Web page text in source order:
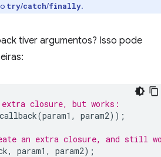
try/catch/finally.
tiver argumentos? Isso pode
closure, but works:
callback(param1 , param2));
an extra closure, and still
, param1 , param2);